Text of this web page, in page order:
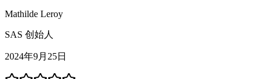
Mathilde Leroy
SAS 创始人
2024年9月25日